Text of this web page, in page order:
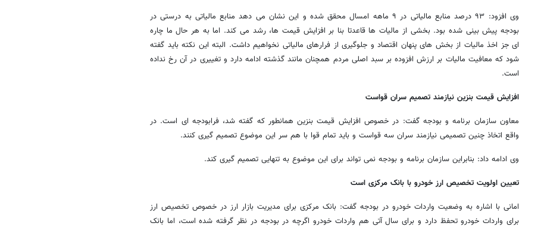
وی افزود: ۹۳ درصد منابع مالیاتی در ۹ ماهه امسال محقق شده و این نشان می دهد منابع مالیاتی به درستی در
بودجه پیش بینی شده بود. بخشی از مالیات ها قاعدتا بنا بر افزایش قیمت ها، رشد می کند. اما به هر حال ما چاره
ای جز اخذ مالیات از بخش های پنهان اقتصاد و جلوگیری از فرارهای مالیاتی نخواهیم داشت. البته این نکته باید گفته
شود که معافیت مالیات بر ارزش افزوده بر سبد اصلی مردم همچنان مانند گذشته ادامه دارد و تغییری در آن رخ نداده
است.
افزایش قیمت بنزین نیازمند تصمیم سران قواست
معاون سازمان برنامه و بودجه گفت: در خصوص افزایش قیمت بنزین همانطور که گفته شد، فرابودجه ای است. در
واقع اتخاذ چنین تصمیمی نیازمند سران سه قواست و باید تمام قوا با هم سر این موضوع تصمیم گیری کنند.
وی ادامه داد: بنابراین سازمان برنامه و بودجه نمی تواند برای این موضوع به تنهایی تصمیم گیری کند.
تعیین اولویت تخصیص ارز خودرو با بانک مرکزی است
امانی با اشاره به وضعیت واردات خودرو در بودجه گفت: بانک مرکزی برای مدیریت بازار ارز در خصوص تخصیص ارز
برای واردات خودرو تحفظ دارد و برای سال آتی هم واردات خودرو اگرچه در بودجه در نظر گرفته شده است، اما بانک